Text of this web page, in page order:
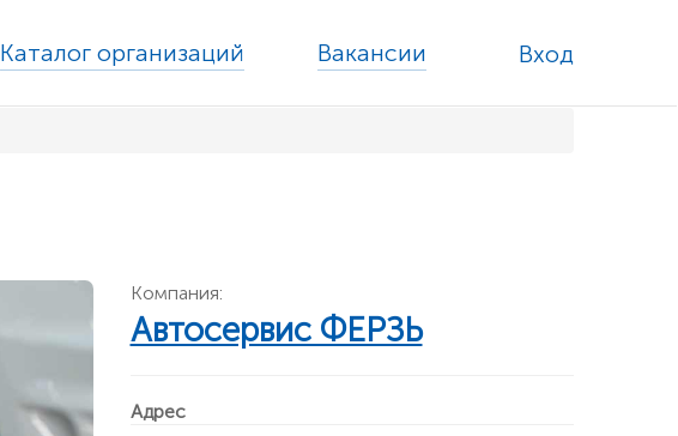
Каталог организаций Вакансии Вход
Компания:
Автосервис ФЕРЗЬ
Адрес